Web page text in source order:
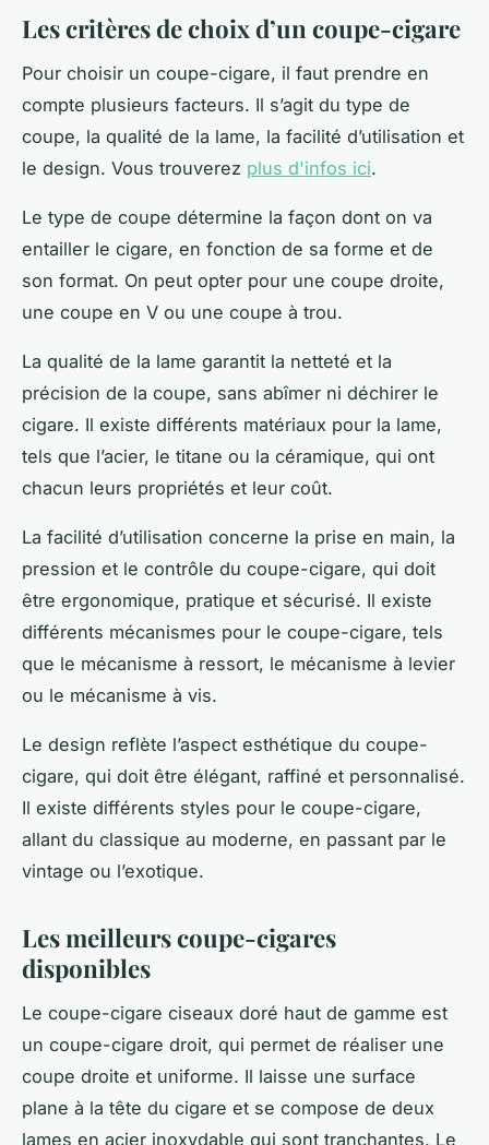
Les critères de choix d’un coupe-cigare
Pour choisir un coupe-cigare, il faut prendre en
compte plusieurs facteurs. Il s’agit du type de
coupe, la qualité de la lame, la facilité d’utilisation et
le design. Vous trouverez plus d'infos ici.
Le type de coupe détermine la façon dont on va
entailler le cigare, en fonction de sa forme et de
son format. On peut opter pour une coupe droite,
une coupe en V ou une coupe à trou.
La qualité de la lame garantit la netteté et la
précision de la coupe, sans abîmer ni déchirer le
cigare. Il existe différents matériaux pour la lame,
tels que l’acier, le titane ou la céramique, qui ont
chacun leurs propriétés et leur coût.
La facilité d’utilisation concerne la prise en main, la
pression et le contrôle du coupe-cigare, qui doit
être ergonomique, pratique et sécurisé. Il existe
différents mécanismes pour le coupe-cigare, tels
que le mécanisme à ressort, le mécanisme à levier
ou le mécanisme à vis.
Le design reflète l’aspect esthétique du coupe-
cigare, qui doit être élégant, raffiné et personnalisé.
Il existe différents styles pour le coupe-cigare,
allant du classique au moderne, en passant par le
vintage ou l’exotique.
Les meilleurs coupe-cigares
disponibles
Le coupe-cigare ciseaux doré haut de gamme est
un coupe-cigare droit, qui permet de réaliser une
coupe droite et uniforme. Il laisse une surface
plane à la tête du cigare et se compose de deux
lames en acier inoxydable qui sont tranchantes. Le